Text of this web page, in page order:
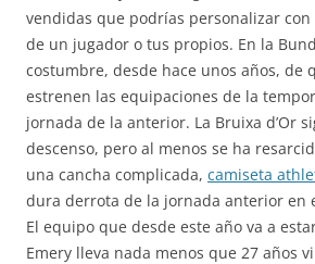
vendidas que podrías personalizar
de un jugador o tus propios. En la
costumbre, desde hace unos años, de
estrenen las equipaciones de la
jornada de la anterior. La Bruixa d’Or
descenso, pero al menos se ha
una cancha complicada, camiseta
dura derrota de la jornada anterior en
El equipo que desde este año va a
Emery lleva nada menos que 27 años